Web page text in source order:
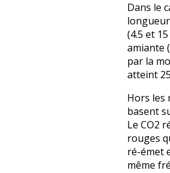
Dans le
(4.5 et
amiante
par la
atteint
Hors les
basent
Le CO2
rouges
ré-émet
même